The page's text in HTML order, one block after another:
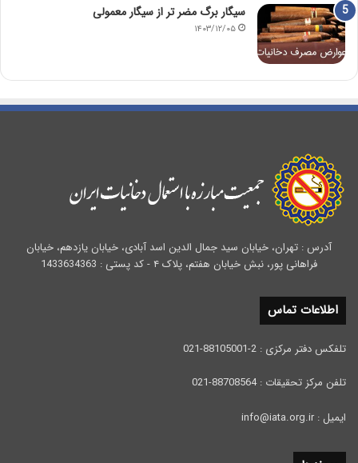
سیگار برگ مضر تر از سیگار معمولی
۱۴۰۳/۱۲/۰۵
آدرس : تهران، خیابان سید جمال الدین اسد آبادی، خیابان یازدهم، خیابان
فراهانی پور، نبش خیابان هفتم، پلاک ۴ - کد پستی : 1433634363
اطلاعات تماس
تلفکس دفتر مرکزی : 2-88105001-021
تلفن مرکز تحقیقات : 88708564-021
ایمیل : info@iata.org.ir